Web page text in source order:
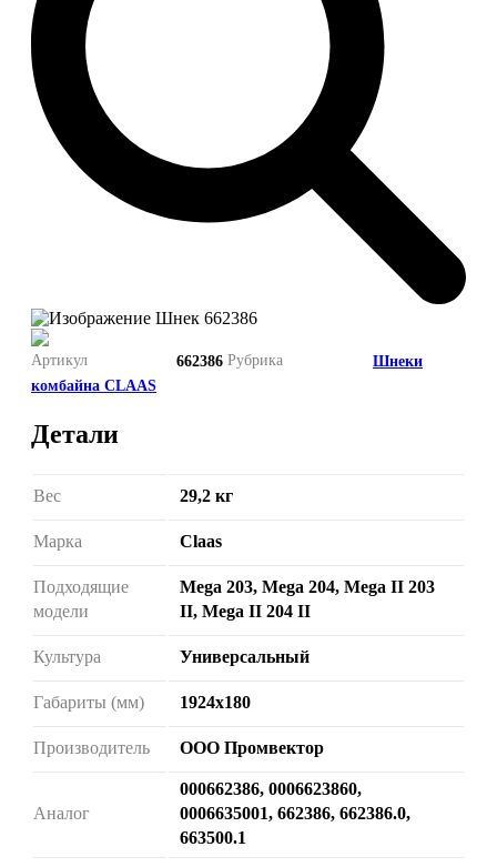
Артикул 662386 Рубрика
Шнеки
комбайна CLAAS
Детали
Вес 29,2 кг
Марка Claas
Подходящие
модели
Mega 203, Mega 204, Mega II 203
II, Mega II 204 II
Культура Универсальный
Габариты (мм) 1924х180
Производитель ООО Промвектор
Аналог
000662386, 0006623860,
0006635001, 662386, 662386.0,
663500.1